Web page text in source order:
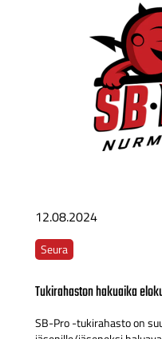
12.08.2024
Seura
Tukirahaston hakuaika
SB-Pro -tukirahasto on